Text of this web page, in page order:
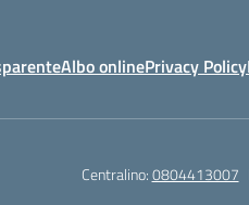
Albo onlinePrivacy Policy
Centralino:0804413007